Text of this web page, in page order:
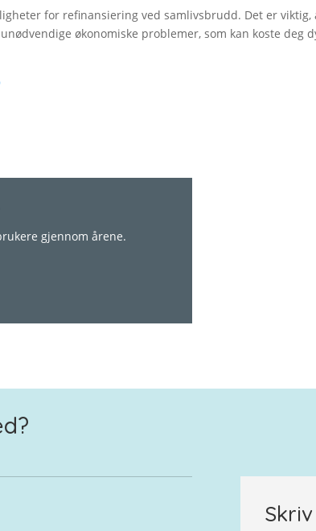
for refinansiering ved samlivsbrudd. Det er
økonomiske problemer, som kan koste deg
gjennom årene.